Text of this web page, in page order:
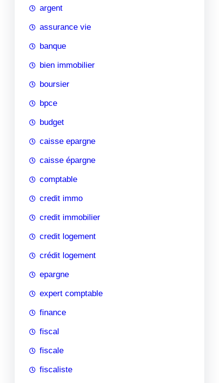
argent
assurance vie
banque
bien immobilier
boursier
bpce
budget
caisse epargne
caisse épargne
comptable
credit immo
credit immobilier
credit logement
crédit logement
epargne
expert comptable
finance
fiscal
fiscale
fiscaliste